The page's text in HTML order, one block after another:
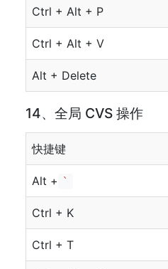
Ctrl + Alt + P
Ctrl + Alt + V
Alt + Delete
14、全局 CVS 操作
快捷键
Alt + `
Ctrl + K
Ctrl + T